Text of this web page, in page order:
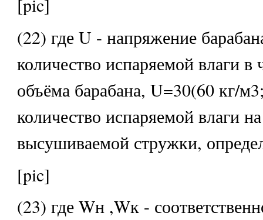
[pic]
(22) где U - напряжение
количество испаряемой влаги в
объёма барабана, U=30(60 кг/
количество испаряемой влаги
высушиваемой стружки,
[pic]
(23) где Wн ,Wк -